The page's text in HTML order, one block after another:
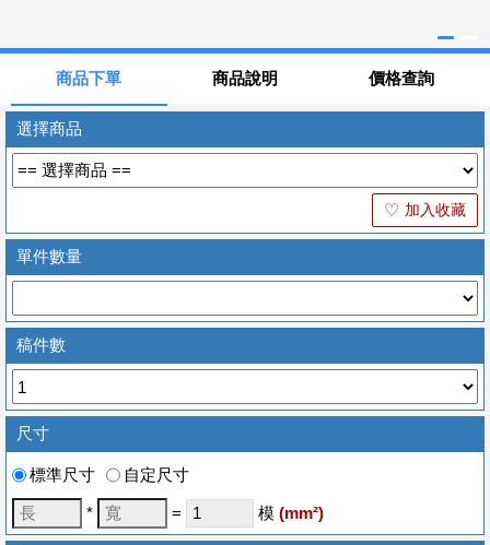
商品下單 商品說明 價格查詢
選擇商品
♡ 加入收藏
單件數量
稿件數
尺寸
標準尺寸 自定尺寸
* = 模 (mm²)